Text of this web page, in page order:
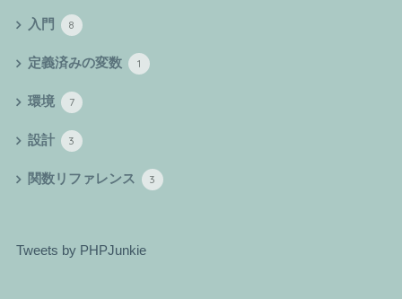
入門 8
定義済みの変数 1
環境 7
設計 3
関数リファレンス 3
Tweets by PHPJunkie